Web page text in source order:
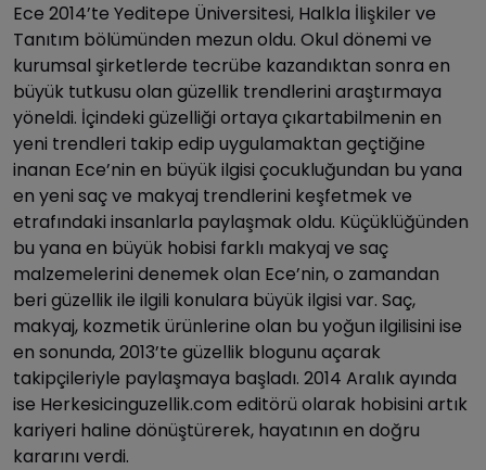
Ece 2014’te Yeditepe Üniversitesi, Halkla İlişkiler ve
Tanıtım bölümünden mezun oldu. Okul dönemi ve
kurumsal şirketlerde tecrübe kazandıktan sonra en
büyük tutkusu olan güzellik trendlerini araştırmaya
yöneldi. İçindeki güzelliği ortaya çıkartabilmenin en
yeni trendleri takip edip uygulamaktan geçtiğine
inanan Ece’nin en büyük ilgisi çocukluğundan bu yana
en yeni saç ve makyaj trendlerini keşfetmek ve
etrafındaki insanlarla paylaşmak oldu. Küçüklüğünden
bu yana en büyük hobisi farklı makyaj ve saç
malzemelerini denemek olan Ece’nin, o zamandan
beri güzellik ile ilgili konulara büyük ilgisi var. Saç,
makyaj, kozmetik ürünlerine olan bu yoğun ilgilisini ise
en sonunda, 2013’te güzellik blogunu açarak
takipçileriyle paylaşmaya başladı. 2014 Aralık ayında
ise Herkesicinguzellik.com editörü olarak hobisini artık
kariyeri haline dönüştürerek, hayatının en doğru
kararını verdi.